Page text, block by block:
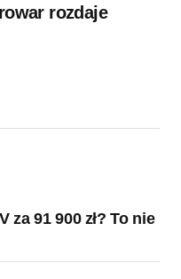
rozdaje
za 91 900 zł? To nie